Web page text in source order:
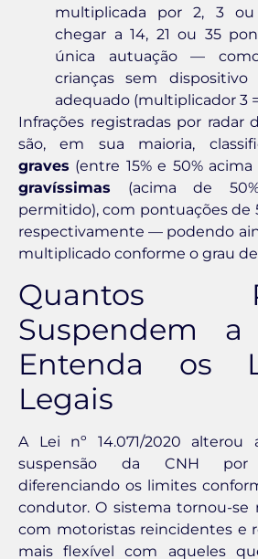
multiplicada por 2, 3
chegar a 14, 21 ou 35
única autuação —
crianças sem
adequado (multiplicador 3
Infrações registradas por radar
são, em sua maioria,
graves (entre 15% e 50%
gravíssimas (acima de
permitido), com pontuações de
respectivamente — podendo
multiplicado conforme o grau de
Quantos
Suspendem a
Entenda os
Legais
A Lei nº 14.071/2020 alterou
suspensão da CNH por
diferenciando os limites
condutor. O sistema tornou-se
com motoristas reincidentes e
mais flexível com aqueles